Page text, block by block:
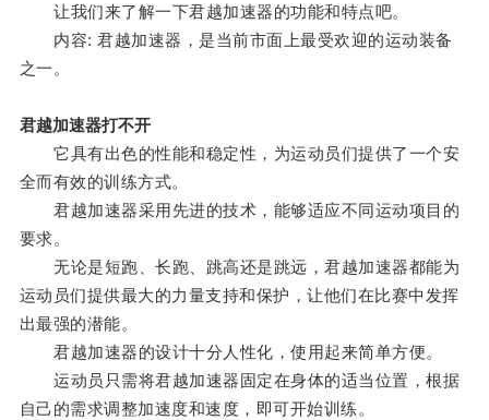
让我们来了解一下君越加速器的功能和特点吧。
内容: 君越加速器，是当前市面上最受欢迎的运动装备
之一。
君越加速器打不开
它具有出色的性能和稳定性，为运动员们提供了一个安
全而有效的训练方式。
君越加速器采用先进的技术，能够适应不同运动项目的
要求。
无论是短跑、长跑、跳高还是跳远，君越加速器都能为
运动员们提供最大的力量支持和保护，让他们在比赛中发挥
出最强的潜能。
君越加速器的设计十分人性化，使用起来简单方便。
运动员只需将君越加速器固定在身体的适当位置，根据
自己的需求调整加速度和速度，即可开始训练。